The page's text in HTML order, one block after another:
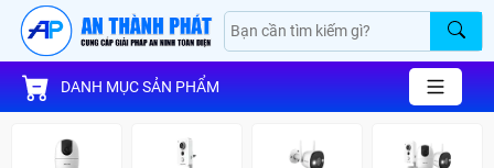
DANH MỤC SẢN PHẨM